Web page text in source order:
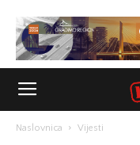
Naslovnica Vijesti